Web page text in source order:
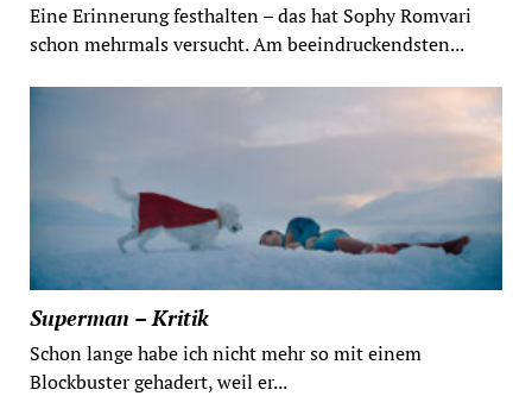
Eine Erinnerung festhalten – das hat Sophy Romvari
schon mehrmals versucht. Am beeindruckendsten...
Superman – Kritik
Schon lange habe ich nicht mehr so mit einem
Blockbuster gehadert, weil er...